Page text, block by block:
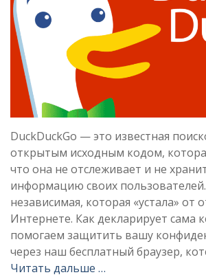
DuckDuckGo — это известная
открытым исходным кодом,
что она не отслеживает и не
информацию своих
независимая, которая «устала» от
Интернете. Как декларирует сама
помогаем защитить вашу
через наш бесплатный браузер,
Читать дальше …